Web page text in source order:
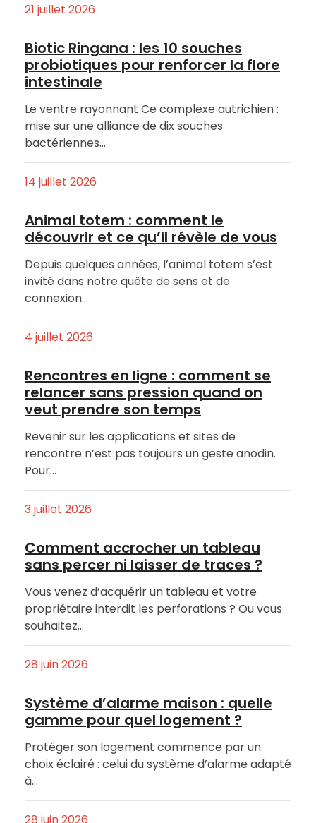
21 juillet 2026
Biotic Ringana : les 10 souches
probiotiques pour renforcer la flore
intestinale
Le ventre rayonnant Ce complexe autrichien :
mise sur une alliance de dix souches
bactériennes…
14 juillet 2026
Animal totem : comment le
découvrir et ce qu’il révèle de vous
Depuis quelques années, l’animal totem s’est
invité dans notre quête de sens et de
connexion…
4 juillet 2026
Rencontres en ligne : comment se
relancer sans pression quand on
veut prendre son temps
Revenir sur les applications et sites de
rencontre n’est pas toujours un geste anodin.
Pour…
3 juillet 2026
Comment accrocher un tableau
sans percer ni laisser de traces ?
Vous venez d’acquérir un tableau et votre
propriétaire interdit les perforations ? Ou vous
souhaitez…
28 juin 2026
Système d’alarme maison : quelle
gamme pour quel logement ?
Protéger son logement commence par un
choix éclairé : celui du système d’alarme adapté
à…
28 juin 2026